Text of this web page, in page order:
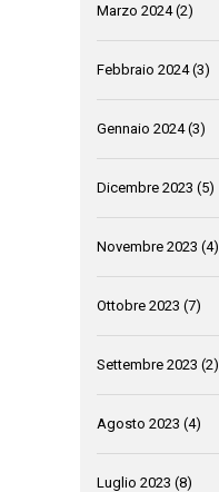
Marzo 2024(2)
Febbraio 2024(3)
Gennaio 2024(3)
Dicembre 2023 (5)
Novembre 2023 (4)
Ottobre 2023 (7)
Settembre 2023 (2)
Agosto 2023 (4)
Luglio 2023 (8)